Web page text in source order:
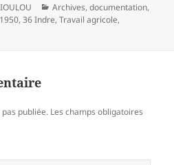
Catégories
Archives, documentation,
Mots-
1950,36 Indre,Travail agricole,
publiée. Les champs obligatoires